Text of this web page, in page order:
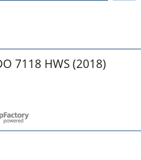
7118 HWS (2018)
webwinkel software.